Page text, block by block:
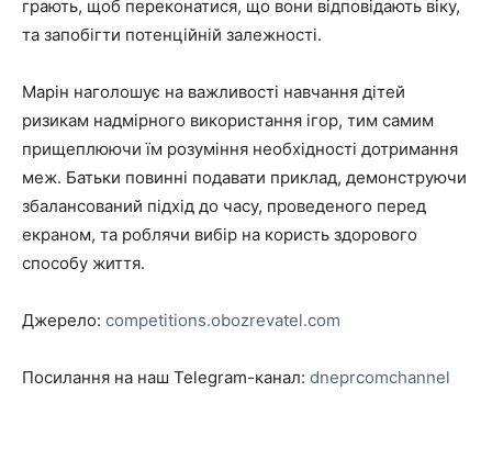
грають, щоб переконатися, що вони відповідають віку,
та запобігти потенційній залежності.
Марін наголошує на важливості навчання дітей
ризикам надмірного використання ігор, тим самим
прищеплюючи їм розуміння необхідності дотримання
меж. Батьки повинні подавати приклад, демонструючи
збалансований підхід до часу, проведеного перед
екраном, та роблячи вибір на користь здорового
способу життя.
Джерело: competitions.obozrevatel.com
Посилання на наш Telegram-канал: dneprcomchannel